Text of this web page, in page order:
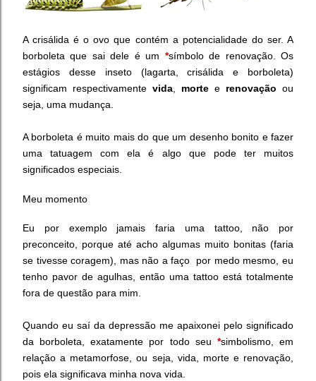
A crisálida é o ovo que contém a potencialidade do ser. A
borboleta que sai dele é um *símbolo de renovação.Os
estágios desse inseto (lagarta, crisálida e borboleta)
significam respectivamente vida morte e renovação ou
seja, uma mudança.
A borboleta é muito mais do que um desenho bonito e fazer
uma tatuagem com ela é algo que pode ter muitos
significados especiais.
Meu momento
Eu por exemplo jamais faria uma tattoo, não por
preconceito, porque até acho algumas muito bonitas (faria
se tivesse coragem), mas não a faço por medo mesmo, eu
tenho pavor de agulhas, então uma tattoo está totalmente
fora de questão para mim.
Quando eu saí da depressão me apaixonei pelo significado
da borboleta, exatamente por todo seu *simbolismo, em
relação a metamorfose, ou seja, vida, morte e renovação,
pois ela significava minha nova vida.